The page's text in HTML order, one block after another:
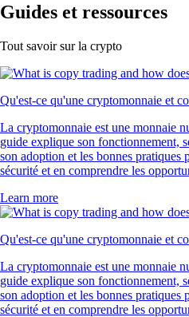
Guides et ressources
Tout savoir sur la crypto
Qu'est-ce qu'une cryptomonnaie et
La cryptomonnaie est une monnaie
guide explique son fonctionnement,
son adoption et les bonnes pratiques
sécurité et en comprendre les
Learn more
Qu'est-ce qu'une cryptomonnaie et
La cryptomonnaie est une monnaie
guide explique son fonctionnement,
son adoption et les bonnes pratiques
sécurité et en comprendre les